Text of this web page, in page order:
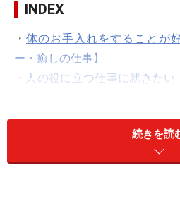
INDEX
・体のお手入れをすることが
ー・癒しの仕事】
・ 人の役に立つ仕事に就きた
・パソコンが得意！・・・【
続きを読